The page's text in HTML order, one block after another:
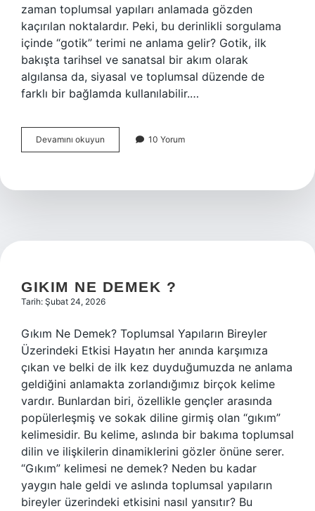
zaman toplumsal yapıları anlamada gözden
kaçırılan noktalardır. Peki, bu derinlikli sorgulama
içinde “gotik” terimi ne anlama gelir? Gotik, ilk
bakışta tarihsel ve sanatsal bir akım olarak
algılansa da, siyasal ve toplumsal düzende de
farklı bir bağlamda kullanılabilir.…
Devamını okuyun
kime
10 Yorum
GIKIM NE DEMEK ?
Tarih: Şubat 24, 2026
Gıkım Ne Demek? Toplumsal Yapıların Bireyler
Üzerindeki Etkisi Hayatın her anında karşımıza
çıkan ve belki de ilk kez duyduğumuzda ne anlama
geldiğini anlamakta zorlandığımız birçok kelime
vardır. Bunlardan biri, özellikle gençler arasında
popülerleşmiş ve sokak diline girmiş olan “gıkım”
kelimesidir. Bu kelime, aslında bir bakıma toplumsal
dilin ve ilişkilerin dinamiklerini gözler önüne serer.
“Gıkım” kelimesi ne demek? Neden bu kadar
yaygın hale geldi ve aslında toplumsal yapıların
bireyler üzerindeki etkisini nasıl yansıtır? Bu